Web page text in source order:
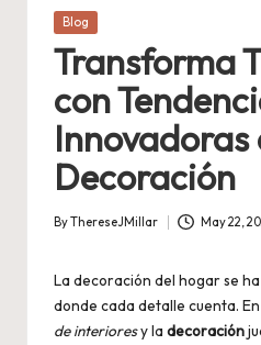
Posted
Blog
Transforma
con
Innovadoras
Decoración
Posted
ByThereseJMillar May 22,
La decoración del hogar se
donde cada detalle cuenta.
de interioresy la decoración